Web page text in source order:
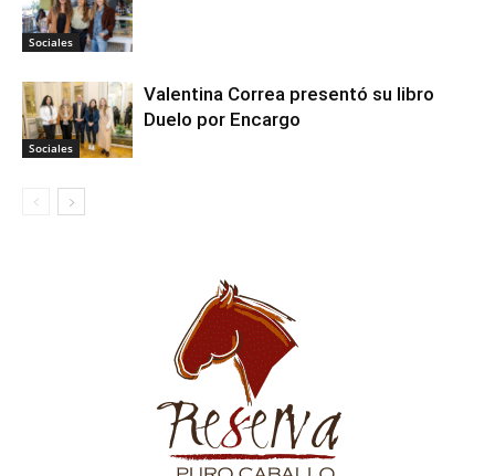
Sociales
Sociales
Valentina Correa presentó su libro
Duelo por Encargo